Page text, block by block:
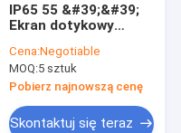
IP65 55 &#39;&#39;
Ekran dotykowy
do nauczania w
wysokiej
rozdzielczości
Cena:Negotiable
MOQ:5 sztuk
Pobierz najnowszą cenę
Skontaktuj się teraz